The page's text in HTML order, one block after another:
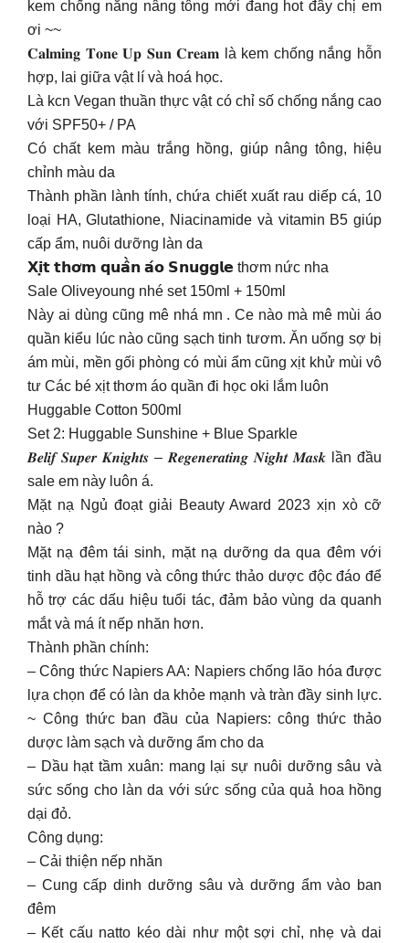
kem chống nắng nâng tông mới đang hot đây chị em
ơi ~~
𝐂𝐚𝐥𝐦𝐢𝐧𝐠 𝐓𝐨𝐧𝐞 𝐔𝐩 𝐒𝐮𝐧 𝐂𝐫𝐞𝐚𝐦 là kem chống nắng hỗn
hợp, lai giữa vật lí và hoá học.
Là kcn Vegan thuần thực vật có chỉ số chống nắng cao
với SPF50+ / PA
Có chất kem màu trắng hồng, giúp nâng tông, hiệu
chỉnh màu da
Thành phần lành tính, chứa chiết xuất rau diếp cá, 10
loại HA, Glutathione, Niacinamide và vitamin B5 giúp
cấp ẩm, nuôi dưỡng làn da
𝗫𝗶̣𝘁 𝘁𝗵𝗼̛𝗺 𝗾𝘂𝗮̂̀𝗻 𝗮́𝗼 𝗦𝗻𝘂𝗴𝗴𝗹𝗲 thơm nức nha
Sale Oliveyoung nhé set 150ml + 150ml
Này ai dùng cũng mê nhá mn . Ce nào mà mê mùi áo
quần kiểu lúc nào cũng sạch tinh tươm. Ăn uống sợ bị
ám mùi, mền gối phòng có mùi ẩm cũng xịt khử mùi vô
tư Các bé xịt thơm áo quần đi học oki lắm luôn
Huggable Cotton 500ml
Set 2: Huggable Sunshine + Blue Sparkle
𝑩𝒆𝒍𝒊𝒇 𝑺𝒖𝒑𝒆𝒓 𝑲𝒏𝒊𝒈𝒉𝒕𝒔 – 𝑹𝒆𝒈𝒆𝒏𝒆𝒓𝒂𝒕𝒊𝒏𝒈 𝑵𝒊𝒈𝒉𝒕 𝑴𝒂𝒔𝒌 lần đầu
sale em này luôn á.
Mặt nạ Ngủ đoạt giải Beauty Award 2023 xịn xò cỡ
nào ?
Mặt nạ đêm tái sinh, mặt nạ dưỡng da qua đêm với
tinh dầu hạt hồng và công thức thảo dược độc đáo để
hỗ trợ các dấu hiệu tuổi tác, đảm bảo vùng da quanh
mắt và má ít nếp nhăn hơn.
Thành phần chính:
– Công thức Napiers AA: Napiers chống lão hóa được
lựa chọn để có làn da khỏe mạnh và tràn đầy sinh lực.
~ Công thức ban đầu của Napiers: công thức thảo
dược làm sạch và dưỡng ẩm cho da
– Dầu hạt tầm xuân: mang lại sự nuôi dưỡng sâu và
sức sống cho làn da với sức sống của quả hoa hồng
dại đỏ.
Công dụng:
– Cải thiện nếp nhăn
– Cung cấp dinh dưỡng sâu và dưỡng ẩm vào ban
đêm
– Kết cấu natto kéo dài như một sợi chỉ, nhẹ và dai